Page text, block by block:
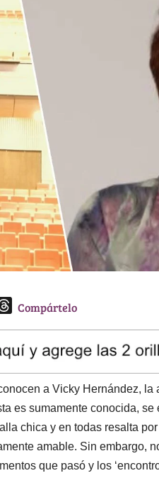
T
e
a
d
s
Compártelo
a Vicky Hernández,
es sumamente conocida,
chica y en todas resalta
amable. Sin embargo,
que pasó y los